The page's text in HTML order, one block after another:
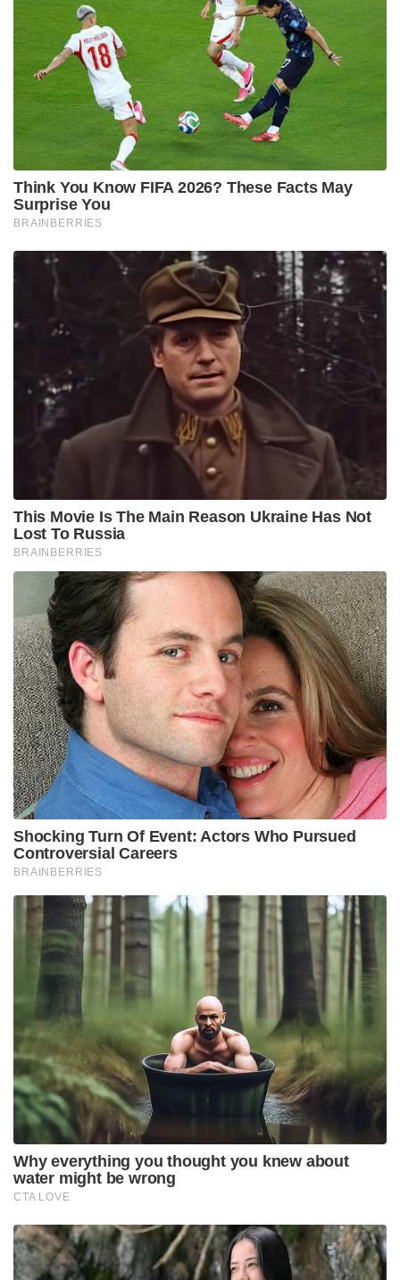
Think You Know FIFA 2026? These Facts May
Surprise You
BRAINBERRIES
This Movie Is The Main Reason Ukraine Has Not
Lost To Russia
BRAINBERRIES
Shocking Turn Of Event: Actors Who Pursued
Controversial Careers
BRAINBERRIES
Why everything you thought you knew about
water might be wrong
CTA LOVE